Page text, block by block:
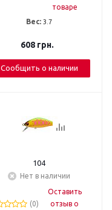
товаре
Вес: 3.7
608грн.
Сообщить о наличии
104
Нет в наличии
(0)
Оставить
отзыв о